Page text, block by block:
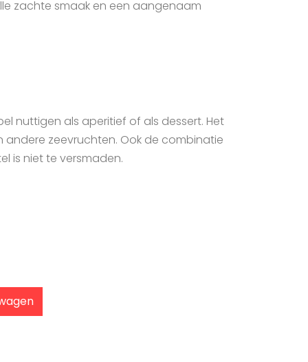
zachte smaak en een aangenaam
nuttigen als aperitief of als dessert. Het
andere zeevruchten. Ook de combinatie
is niet te versmaden.